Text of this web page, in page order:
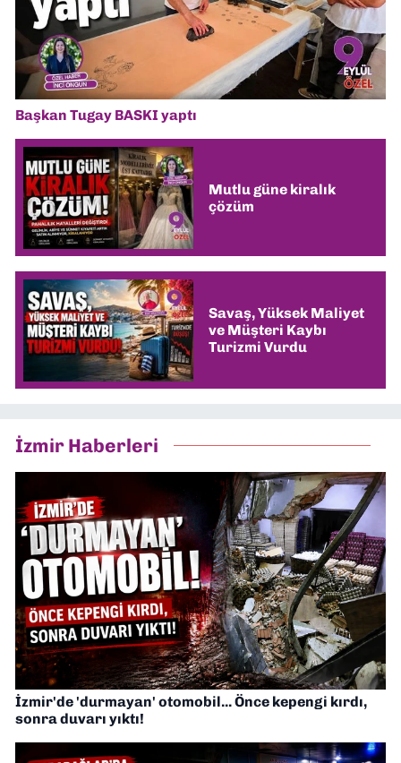
Başkan Tugay BASKI yaptı
Mutlu güne kiralık
çözüm
Savaş, Yüksek Maliyet
ve Müşteri Kaybı
Turizmi Vurdu
İzmir Haberleri
İzmir'de 'durmayan' otomobil... Önce kepengi kırdı,
sonra duvarı yıktı!